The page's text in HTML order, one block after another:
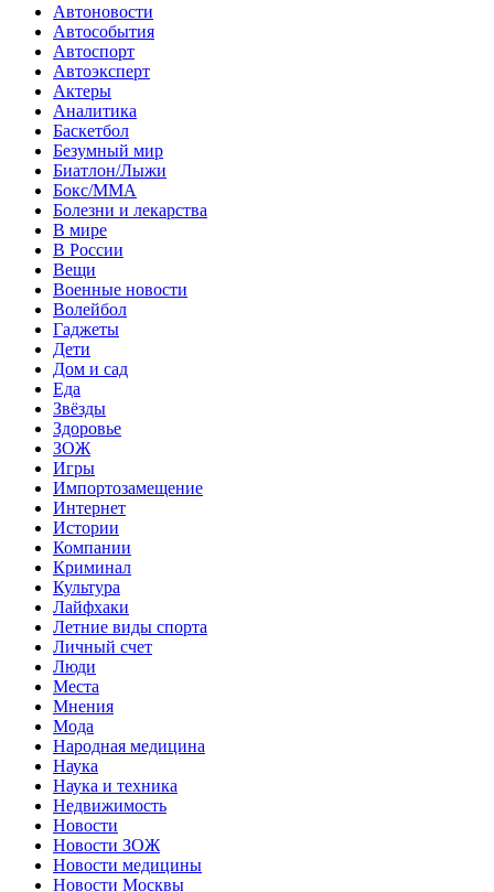
Автоновости
Автособытия
Автоспорт
Автоэксперт
Актеры
Аналитика
Баскетбол
Безумный мир
Биатлон/Лыжи
Бокс/MMA
Болезни и лекарства
В мире
В России
Вещи
Военные новости
Волейбол
Гаджеты
Дети
Дом и сад
Еда
Звёзды
Здоровье
ЗОЖ
Игры
Импортозамещение
Интернет
Истории
Компании
Криминал
Культура
Лайфхаки
Летние виды спорта
Личный счет
Люди
Места
Мнения
Мода
Народная медицина
Наука
Наука и техника
Недвижимость
Новости
Новости ЗОЖ
Новости медицины
Новости Москвы